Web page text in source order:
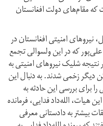
که مقام‌های دولت افغانستان
نیروهای امنیتی افغانستان در
که در این ولسوالی تجمع
نتیجه شلیک نیروهای امنیتی به
دست‌کم ۱۱ تن کشته و ۳۱ تن دیگر زخمی شدند. به دنبال این
برای بررسی این حادثه به
هیات، الله‌داد فدایی، فرمانده
بیشتر به دادستانی معرفی